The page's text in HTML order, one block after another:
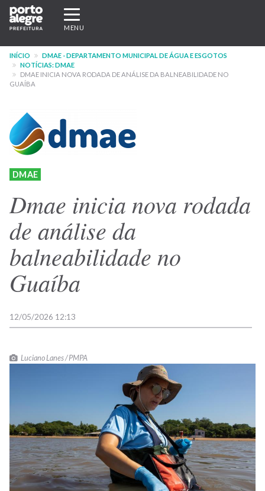
Pular
para
conteúdo
principal
Expandir/recolher
navegação
MENU
INÍCIO
DMAE - DEPARTAMENTO MUNICIPAL DE ÁGUA E ESGOTOS
NOTÍCIAS: DMAE
DMAE INICIA NOVA RODADA DE ANÁLISE DA BALNEABILIDADE NO
GUAÍBA
DMAE
Dmae inicia nova rodada
de análise da
balneabilidade no
Guaíba
12/05/2026 12:13
Luciano Lanes / PMPA